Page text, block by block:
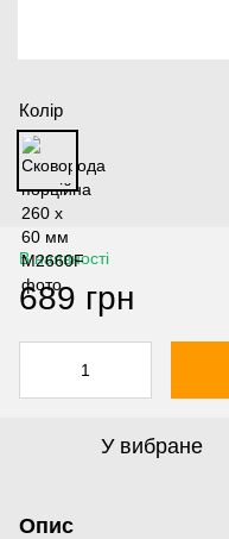
Колір
В наявності
689 грн
У вибране
Опис